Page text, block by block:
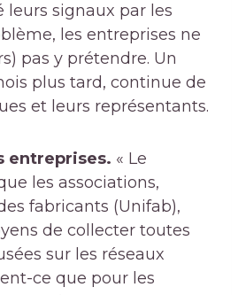
signaux par les
les entreprises ne
pas y prétendre. Un
plus tard, continue de
et leurs représentants.
entreprises. « Le
les associations,
fabricants (Unifab),
de collecter toutes
sur les réseaux
ce que pour les